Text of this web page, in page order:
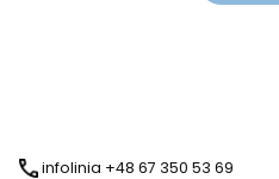
infolinia +48 67 350 53 69